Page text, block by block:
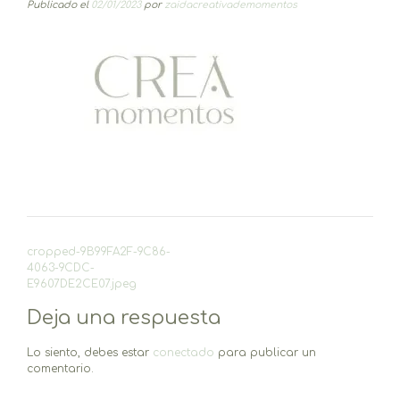
Publicado el 02/01/2023por zaidacreativademomentos
Navegación
de
entradas
cropped-9B99FA2F-9C86-
4063-9CDC-
E9607DE2CE07.jpeg
Deja una respuesta
Lo siento, debes estar conectado para publicar un
comentario.